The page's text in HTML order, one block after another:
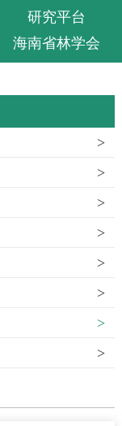
研究平台
海南省林学会
>
>
>
>
>
>
>
>